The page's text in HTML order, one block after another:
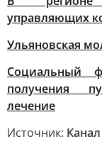
управляющих
Ульяновская
Социальный
получения
лечение
Источник: